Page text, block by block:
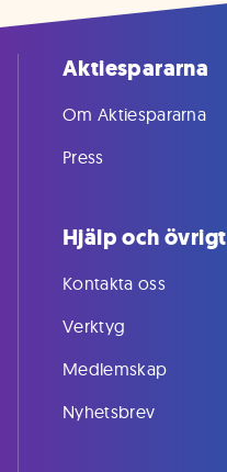
Aktiespararna
Om Aktiespararna
Press
Hjälp och övrigt
Kontakta oss
Verktyg
Medlemskap
Nyhetsbrev